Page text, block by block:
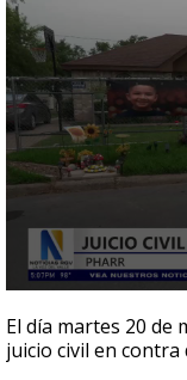
seconds
of
33
El día martes 20 de
juicio civil en